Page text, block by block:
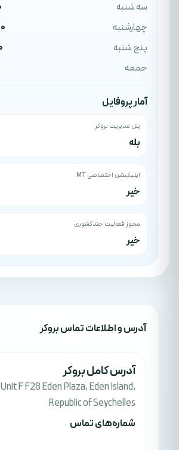
سه شنبه
چهارشنبه
پنج شنبه
جمعه
آمار پروفایل
پنل مدیریت بروکر
بله
اپلیکیشن اختصاصی MT
خیر
مجوز فعالیت چندکشوری
خیر
آدرس‌ و اطلاعات تماس بروکر
آدرس کامل بروکر
Unit F F28 Eden Plaza, Eden Island,
Republic of Seychelles
شماره‌های تماس